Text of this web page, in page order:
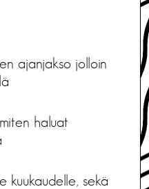
ajanjakso jolloin
haluat
kuukaudelle, sekä